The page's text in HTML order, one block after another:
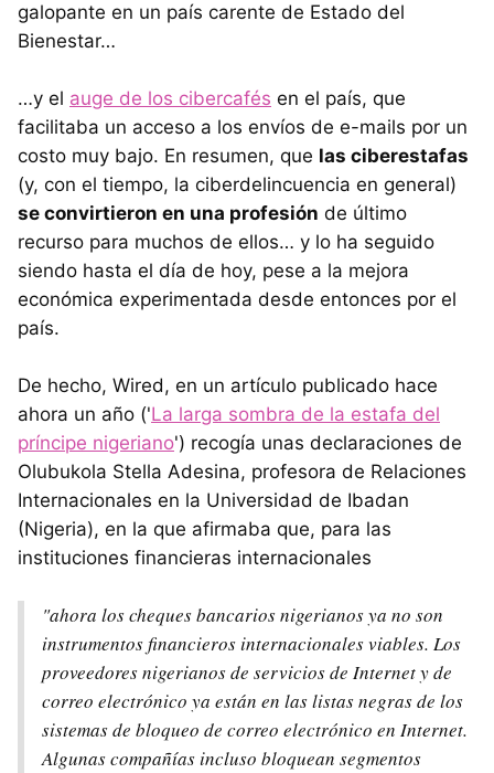
galopante en un país carente de Estado del
Bienestar…
…y el auge de los cibercafés en el país, que
facilitaba un acceso a los envíos de e-mails por un
costo muy bajo. En resumen, que las ciberestafas
(y, con el tiempo, la ciberdelincuencia en general)
se convirtieron en una profesión de último
recurso para muchos de ellos… y lo ha seguido
siendo hasta el día de hoy, pese a la mejora
económica experimentada desde entonces por el
país.
De hecho, Wired, en un artículo publicado hace
ahora un año ('La larga sombra de la estafa del
príncipe nigeriano') recogía unas declaraciones de
Olubukola Stella Adesina, profesora de Relaciones
Internacionales en la Universidad de Ibadan
(Nigeria), en la que afirmaba que, para las
instituciones financieras internacionales
"ahora los cheques bancarios nigerianos ya no son
instrumentos financieros internacionales viables. Los
proveedores nigerianos de servicios de Internet y de
correo electrónico ya están en las listas negras de los
sistemas de bloqueo de correo electrónico en Internet.
Algunas compañías incluso bloquean segmentos